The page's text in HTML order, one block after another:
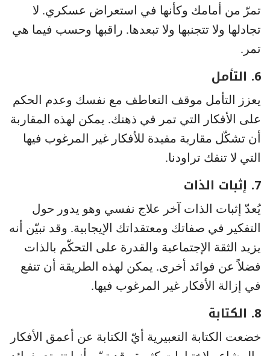
تمرّ من أمامك وكأنها في استعراض عسكري. لا
تجادلها ولا تتجنبها ولا تبعدها. راقبها وحسب فيما هي
تمر.
6. التأمل
يعزز التأمل موقف التعاطف مع نفسك وعدم الحكم
على الأفكار التي تمر في ذهنك. يمكن لهذه المقاربة
أن تشكّل مقاربة مفيدة للأفكار غير المرغوب فيها
التي لا تنفك تراودنا.
7. إثبات الذات
يُعدّ إثبات الذات آخر علاج نفسي وهو يدور حول
التفكير في صفاتك ومعتقداتك الإيجابية. وقد تبيّن أنه
يزيد الثقة الإجتماعية والقدرة على التحكّم بالذات
فضلاً عن فوائد أخرى. يمكن لهذه الطريقة أن تنفع
في إزالة الأفكار غير المرغوب فيها.
8. الكتابة
خضعت الكتابة التعبيرية أيّ الكتابة عن أعمق الأفكار